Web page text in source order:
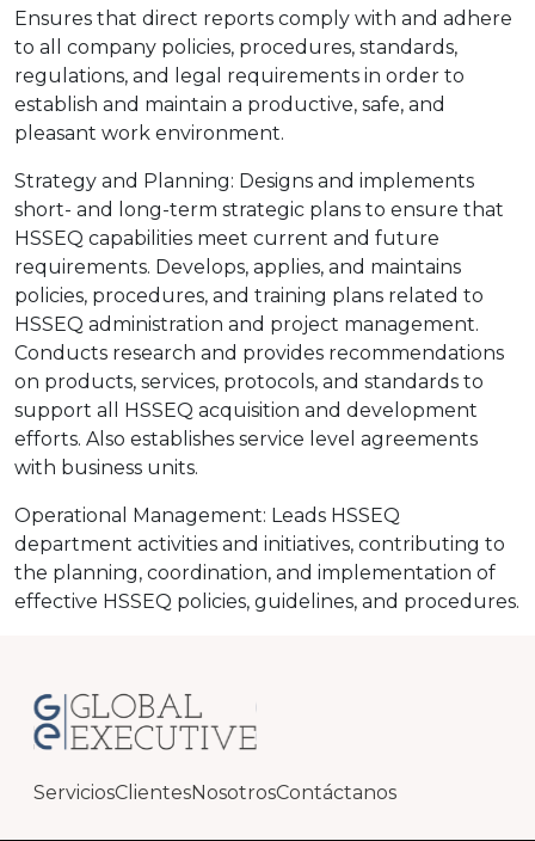
Ensures that direct reports comply with and adhere
to all company policies, procedures, standards,
regulations, and legal requirements in order to
establish and maintain a productive, safe, and
pleasant work environment.
Strategy and Planning: Designs and implements
short- and long-term strategic plans to ensure that
HSSEQ capabilities meet current and future
requirements. Develops, applies, and maintains
policies, procedures, and training plans related to
HSSEQ administration and project management.
Conducts research and provides recommendations
on products, services, protocols, and standards to
support all HSSEQ acquisition and development
efforts. Also establishes service level agreements
with business units.
Operational Management: Leads HSSEQ
department activities and initiatives, contributing to
the planning, coordination, and implementation of
effective HSSEQ policies, guidelines, and procedures.
ServiciosClientesNosotrosContáctanos